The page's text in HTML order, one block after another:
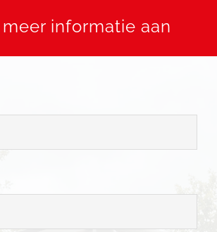
informatie aan